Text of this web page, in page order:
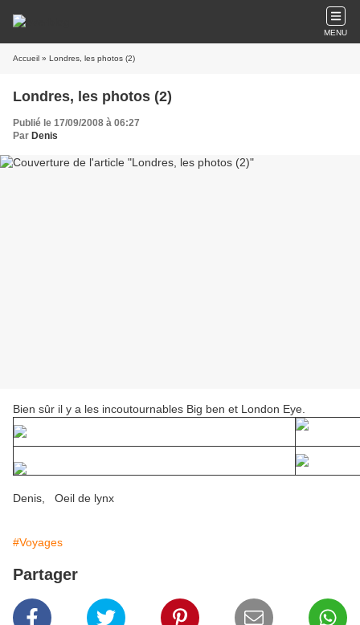
MENU
Accueil » Londres, les photos (2)
Londres, les photos (2)
Publié le 17/09/2008 à 06:27
Par Denis
Bien sûr il y a les incoutournables Big ben et London Eye.
Denis, Oeil de lynx
#Voyages
Partager